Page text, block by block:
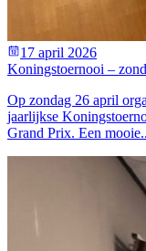
17 april 2026
Koningstoernooi –
Op zondag 26 april
jaarlijkse
Grand Prix. Een